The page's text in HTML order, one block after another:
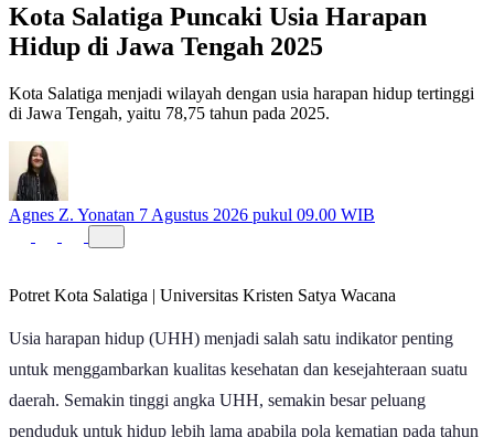
Kota Salatiga Puncaki Usia Harapan
Hidup di Jawa Tengah 2025
Kota Salatiga menjadi wilayah dengan usia harapan hidup tertinggi
di Jawa Tengah, yaitu 78,75 tahun pada 2025.
Agnes Z. Yonatan 7 Agustus 2026 pukul 09.00 WIB